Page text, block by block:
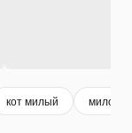
кот милый мило